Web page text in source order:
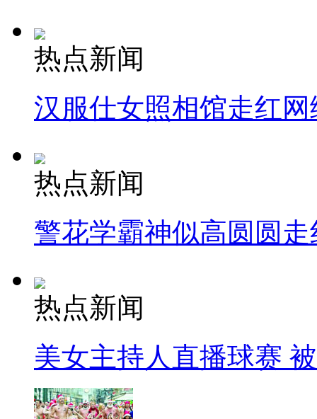
热点新闻
汉服仕女照相馆走红网
热点新闻
警花学霸神似高圆圆走
热点新闻
美女主持人直播球赛